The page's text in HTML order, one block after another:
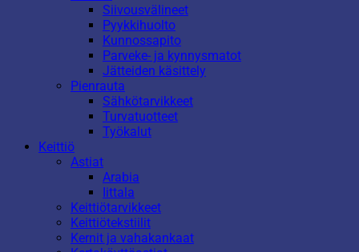
Siivousvälineet
Pyykkihuolto
Kunnossapito
Parveke- ja kynnysmatot
Jätteiden käsittely
Pienrauta
Sähkötarvikkeet
Turvatuotteet
Työkalut
Keittiö
Astiat
Arabia
Iittala
Keittiötarvikkeet
Keittiötekstiilit
Kernit ja vahakankaat